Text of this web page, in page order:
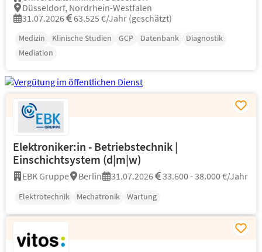
Düsseldorf, Nordrhein-Westfalen
31.07.2026
63.525 €/Jahr (geschätzt)
Medizin Klinische Studien GCP Datenbank
Diagnostik
Mediation
Elektroniker:in - Betriebstechnik |
Einschichtsystem (d|m|w)
EBK Gruppe Berlin 31.07.2026 33.600 - 38.000 €/Jahr
Elektrotechnik Mechatronik Wartung